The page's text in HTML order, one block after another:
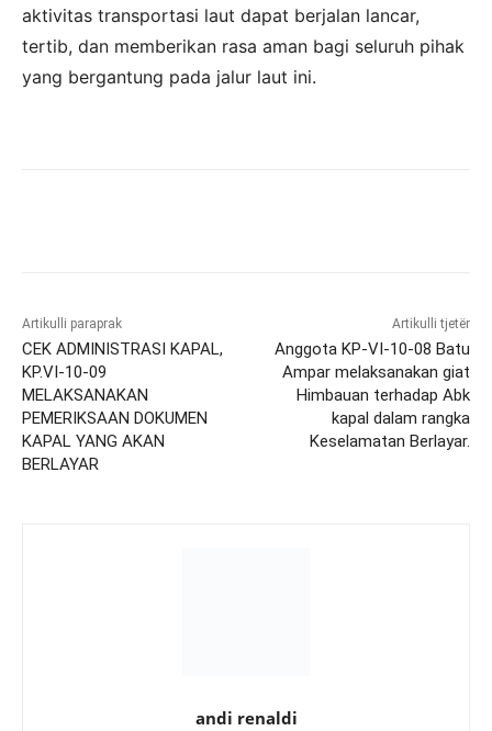
aktivitas transportasi laut dapat berjalan lancar,
tertib, dan memberikan rasa aman bagi seluruh pihak
yang bergantung pada jalur laut ini.
Artikulli paraprak
CEK ADMINISTRASI KAPAL,
KP.VI-10-09
MELAKSANAKAN
PEMERIKSAAN DOKUMEN
KAPAL YANG AKAN
BERLAYAR
Artikulli tjetër
Anggota KP-VI-10-08 Batu
Ampar melaksanakan giat
Himbauan terhadap Abk
kapal dalam rangka
Keselamatan Berlayar.
andi renaldi